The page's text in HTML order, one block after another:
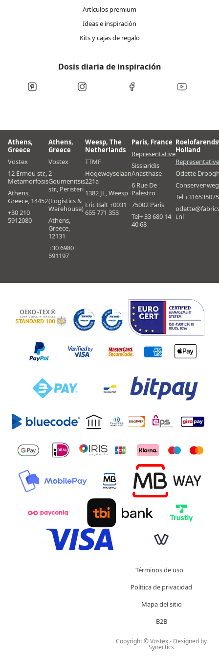
Artículos premium
Ideas e inspiración
Kits y cajas de regalo
Dosis diaria de inspiración
Athens,
Greece
Vostex
12 Ermou str.,
Metamorfosis
Athens,
Greece, 14452
+30 210
5912080
Athens,
Greece
Vostex
2
Goumenitsis
str., Peristeri
(Logistics &
Warehouse)
Athens,
Greece,
12131
+30 6980
591197
Weesp, The
Netherlands
TTMF
Hogeweyselaan
221a
1382 JL, Weesp
Eric Balt +0031
655 771 353
Paris, France
Representative
Sissiaridis
Anasthase
6 Rue De
Palestro
75002 Paris
Tel+ 33 680 14
40 68
Holland
Representative
Odette
Tel
i.nl
Términos de uso
Política de privacidad
Mapa del sitio
B2B
Copyright © Vostex - Designed by
Synectics